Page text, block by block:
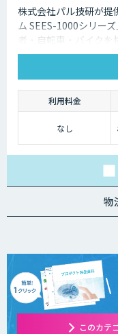
株式会社パル技研が提
ム SEES-1000シリー
者・自転車・バイク
かかわる大きな事故を
付けが可能で、検知
す。
利用料金
なし
物
このカテ